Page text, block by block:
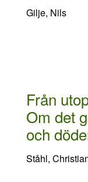
Gilje, Nils
Från
Om det
och
Ståhl,